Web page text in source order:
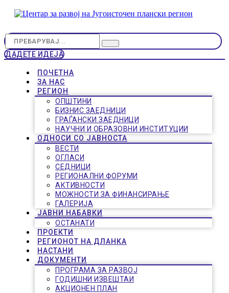
ДАДЕТЕ ИДЕЈА
ПОЧЕТНА
ЗА НАС
РЕГИОН
ОПШТИНИ
БИЗНИС ЗАЕДНИЦИ
ГРАЃАНСКИ ЗАЕДНИЦИ
НАУЧНИ И ОБРАЗОВНИ ИНСТИТУЦИИ
ОДНОСИ СО ЈАВНОСТА
ВЕСТИ
ОГЛАСИ
СЕДНИЦИ
РЕГИОНАЛНИ ФОРУМИ
АКТИВНОСТИ
МОЖНОСТИ ЗА ФИНАНСИРАЊЕ
ГАЛЕРИЈА
ЈАВНИ НАБАВКИ
ОСТАНАТИ
ПРОЕКТИ
РЕГИОНОТ НА ДЛАНКА
НАСТАНИ
ДОКУМЕНТИ
ПРОГРАМА ЗА РАЗВОЈ
ГОДИШНИ ИЗВЕШТАИ
АКЦИОНЕН ПЛАН